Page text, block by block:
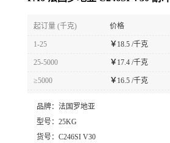
起订量 (千克) 价格
1-25 ￥18.5 /千克
25-5000 ￥17.4 /千克
≥5000 ￥16.5 /千克
品牌： 法国罗地亚
型号： 25KG
货号： C246SI V30